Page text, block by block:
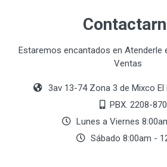
Estaremos encantados en Atenderle
Ventas
3av 13-74 Zona 3 de Mixco
PBX. 2208-
Lunes a Viernes
Sábado 8:00am -